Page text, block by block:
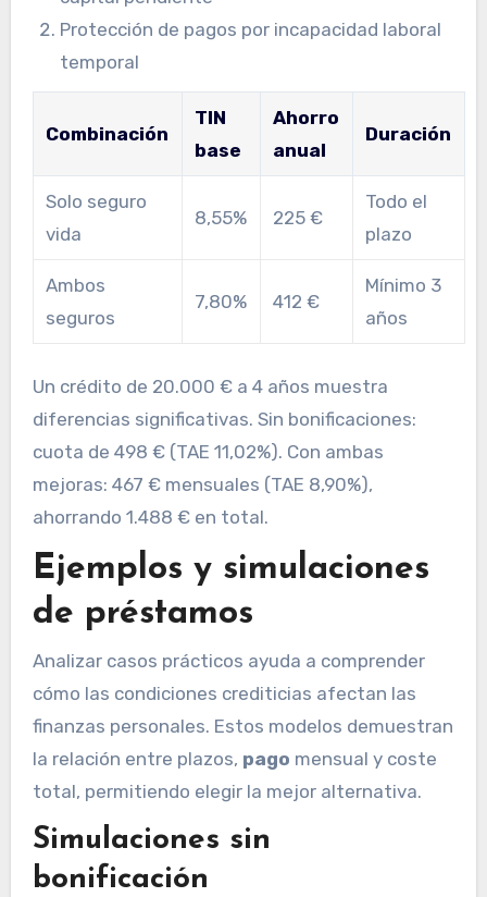
Protección de pagos por incapacidad laboral
temporal
Combinación
TIN
base
Ahorro
anual
Duración
Solo seguro
vida
8,55% 225 €
Todo el
plazo
Ambos
seguros
7,80% 412 €
Mínimo 3
años
Un crédito de 20.000 € a 4 años muestra
diferencias significativas. Sin bonificaciones:
cuota de 498 € (TAE 11,02%). Con ambas
mejoras: 467 € mensuales (TAE 8,90%),
ahorrando 1.488 € en total.
Ejemplos y simulaciones
de préstamos
Analizar casos prácticos ayuda a comprender
cómo las condiciones crediticias afectan las
finanzas personales. Estos modelos demuestran
la relación entre plazos, pago mensual y coste
total, permitiendo elegir la mejor alternativa.
Simulaciones sin
bonificación